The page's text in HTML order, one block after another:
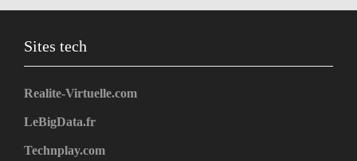
Sites tech
Realite-Virtuelle.com
LeBigData.fr
Technplay.com